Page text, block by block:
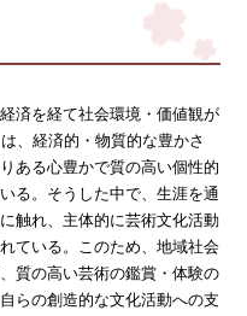
済を経て社会環境・価値観が
、経済的・物質的な豊かさ
ある心豊かで質の高い個性的
る。そうした中で、生涯を通
触れ、主体的に芸術文化活動
ている。このため、地域社会
質の高い芸術の鑑賞・体験の
らの創造的な文化活動への支